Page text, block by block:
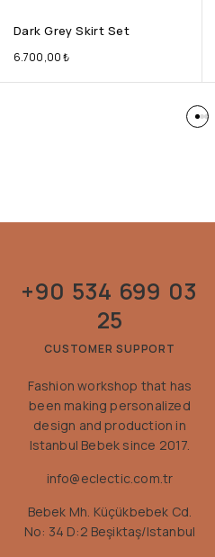
Dark Grey Skirt Set
6.700,00₺
+90 534 699 03
25
CUSTOMER SUPPORT
Fashion workshop that has
been making personalized
design and production in
Istanbul Bebek since 2017.
info@eclectic.com.tr
Bebek Mh. Küçükbebek Cd.
No: 34 D:2 Beşiktaş/Istanbul